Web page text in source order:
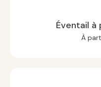
Éventail
À